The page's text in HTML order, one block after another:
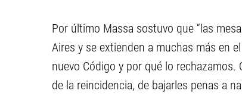
Por último Massa sostuvo que “las
Aires y se extienden a muchas más en
nuevo Código y por qué lo
de la reincidencia, de bajarles penas a